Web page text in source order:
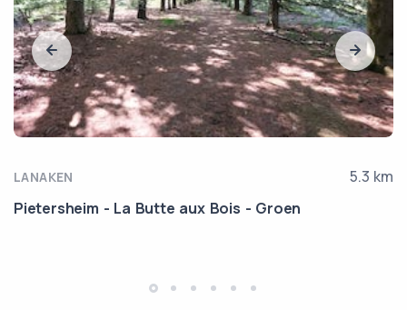
LANAKEN
5.3 km
Pietersheim - La Butte aux Bois - Groen